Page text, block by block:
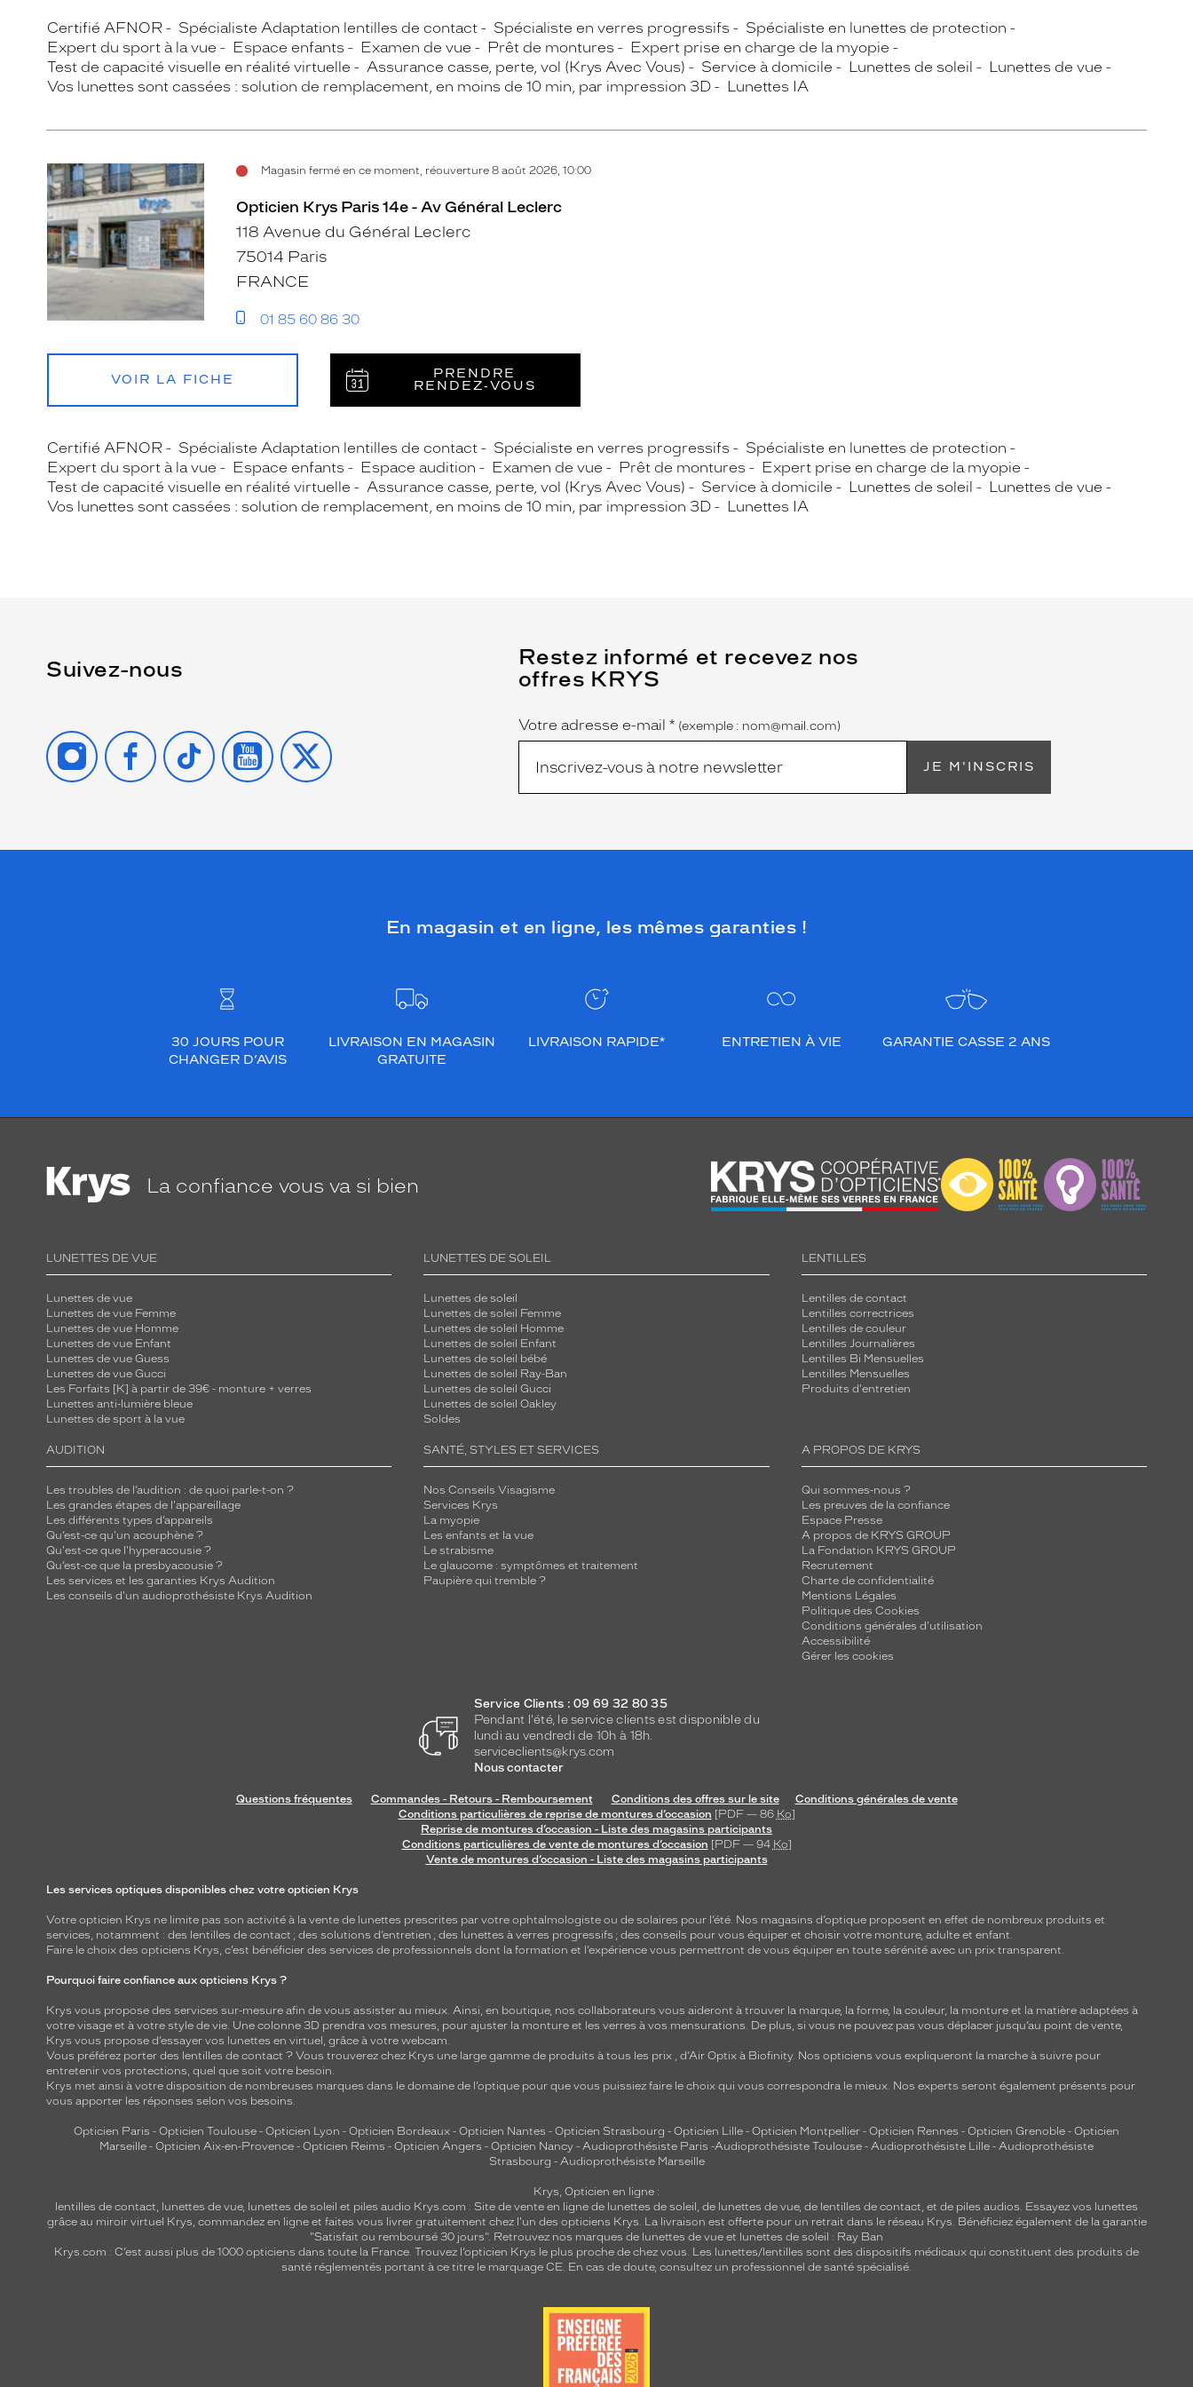
Certifié AFNOR Spécialiste Adaptation lentilles de contact Spécialiste en verres progressifs
Spécialiste en lunettes de protection
Expert du sport à la vue
Espace enfants Examen de vue Prêt de montures
Expert prise en charge de la myopie
Test de capacité visuelle en réalité virtuelle
Assurance casse, perte, vol (Krys Avec Vous) Service à domicile Lunettes de soleil
Lunettes de vue
Vos lunettes sont cassées : solution de remplacement, en moins de 10 min, par impression 3D
Lunettes IA
Magasin fermé en ce moment, réouverture 8 août 2026, 10:00
Opticien Krys Paris 14e - Av Général Leclerc
118 Avenue du Général Leclerc
75014 Paris
FRANCE
01 85 60 86 30
VOIR LA FICHE
PRENDRE
RENDEZ‑VOUS
Certifié AFNOR Spécialiste Adaptation lentilles de contact Spécialiste en verres progressifs
Spécialiste en lunettes de protection
Expert du sport à la vue
Espace enfants Espace audition Examen de vue Prêt de montures
Expert prise en charge de la myopie
Test de capacité visuelle en réalité virtuelle
Assurance casse, perte, vol (Krys Avec Vous) Service à domicile Lunettes de soleil
Lunettes de vue
Vos lunettes sont cassées : solution de remplacement, en moins de 10 min, par impression 3D
Lunettes IA
Suivez-nous
INSTAGRAMFACEBOOK
TIKTOK YOUTUBE
X
Restez informé et recevez nos
offres KRYS
Name
Votre adresse e-mail *
(Ce
champ
est
obligatoire)
(exemple : nom@mail.com)
JE M'INSCRIS
En magasin et en ligne, les mêmes garanties !
30 JOURS POUR
CHANGER D’AVIS
LIVRAISON EN MAGASIN
GRATUITE
LIVRAISON RAPIDE* ENTRETIEN À VIE GARANTIE CASSE 2 ANS
La confiance vous va si bien
LUNETTES DE VUE
Lunettes de vue
Lunettes de vue Femme
Lunettes de vue Homme
Lunettes de vue Enfant
Lunettes de vue Guess
Lunettes de vue Gucci
Les Forfaits [K] à partir de 39€ - monture + verres
Lunettes anti-lumière bleue
Lunettes de sport à la vue
LUNETTES DE SOLEIL
Lunettes de soleil
Lunettes de soleil Femme
Lunettes de soleil Homme
Lunettes de soleil Enfant
Lunettes de soleil bébé
Lunettes de soleil Ray-Ban
Lunettes de soleil Gucci
Lunettes de soleil Oakley
Soldes
LENTILLES
Lentilles de contact
Lentilles correctrices
Lentilles de couleur
Lentilles Journalières
Lentilles Bi Mensuelles
Lentilles Mensuelles
Produits d'entretien
AUDITION
Les troubles de l’audition : de quoi parle-t-on ?
Les grandes étapes de l'appareillage
Les différents types d’appareils
Qu’est-ce qu'un acouphène ?
Qu'est-ce que l'hyperacousie ?
Qu’est-ce que la presbyacousie ?
Les services et les garanties Krys Audition
Les conseils d'un audioprothésiste Krys Audition
SANTÉ, STYLES ET SERVICES
Nos Conseils Visagisme
Services Krys
La myopie
Les enfants et la vue
Le strabisme
Le glaucome : symptômes et traitement
Paupière qui tremble ?
A PROPOS DE KRYS
Qui sommes-nous ?
Les preuves de la confiance
Espace Presse
A propos de KRYS GROUP
La Fondation KRYS GROUP
Recrutement
Charte de confidentialité
Mentions Légales
Politique des Cookies
Conditions générales d'utilisation
Accessibilité
Gérer les cookies
Service Clients : 09 69 32 80 35
Pendant l'été, le service clients est disponible du
lundi au vendredi de 10h à 18h.
serviceclients@krys.com
Nous contacter
Questions fréquentes Commandes - Retours - Remboursement Conditions des offres sur le site
Conditions générales de vente
Conditions particulières de reprise de montures d’occasion [PDF — 86 Ko]
Reprise de montures d’occasion - Liste des magasins participants
Conditions particulières de vente de montures d’occasion [PDF — 94 Ko]
Vente de montures d’occasion - Liste des magasins participants
Les services optiques disponibles chez votre opticien Krys
Votre opticien Krys ne limite pas son activité à la vente de lunettes prescrites par votre ophtalmologiste ou de solaires pour l’été. Nos magasins d’optique proposent en effet de nombreux produits et
services, notamment : des lentilles de contact ; des solutions d’entretien ; des lunettes à verres progressifs ; des conseils pour vous équiper et choisir votre monture, adulte et enfant.
Faire le choix des opticiens Krys, c’est bénéficier des services de professionnels dont la formation et l’expérience vous permettront de vous équiper en toute sérénité avec un prix transparent.
Pourquoi faire confiance aux opticiens Krys ?
Krys vous propose des services sur-mesure afin de vous assister au mieux. Ainsi, en boutique, nos collaborateurs vous aideront à trouver la marque, la forme, la couleur, la monture et la matière adaptées à
votre visage et à votre style de vie. Une colonne 3D prendra vos mesures, pour ajuster la monture et les verres à vos mensurations. De plus, si vous ne pouvez pas vous déplacer jusqu’au point de vente,
Krys vous propose d’essayer vos lunettes en virtuel, grâce à votre webcam.
Vous préférez porter des lentilles de contact ? Vous trouverez chez Krys une large gamme de produits à tous les prix , d’Air Optix à Biofinity. Nos opticiens vous expliqueront la marche à suivre pour
entretenir vos protections, quel que soit votre besoin.
Krys met ainsi à votre disposition de nombreuses marques dans le domaine de l’optique pour que vous puissiez faire le choix qui vous correspondra le mieux. Nos experts seront également présents pour
vous apporter les réponses selon vos besoins.
Opticien Paris - Opticien Toulouse - Opticien Lyon - Opticien Bordeaux - Opticien Nantes - Opticien Strasbourg - Opticien Lille - Opticien Montpellier - Opticien Rennes - Opticien Grenoble - Opticien
Marseille - Opticien Aix-en-Provence - Opticien Reims - Opticien Angers - Opticien Nancy - Audioprothésiste Paris -Audioprothésiste Toulouse - Audioprothésiste Lille - Audioprothésiste
Strasbourg - Audioprothésiste Marseille
Krys, Opticien en ligne :
lentilles de contact, lunettes de vue, lunettes de soleil et piles audio Krys.com : Site de vente en ligne de lunettes de soleil, de lunettes de vue, de lentilles de contact, et de piles audios. Essayez vos lunettes
grâce au miroir virtuel Krys, commandez en ligne et faites vous livrer gratuitement chez l'un des opticiens Krys. La livraison est offerte pour un retrait dans le réseau Krys. Bénéficiez également de la garantie
"Satisfait ou remboursé 30 jours". Retrouvez nos marques de lunettes de vue et lunettes de soleil : Ray Ban
Krys.com : C’est aussi plus de 1000 opticiens dans toute la France. Trouvez l’opticien Krys le plus proche de chez vous. Les lunettes/lentilles sont des dispositifs médicaux qui constituent des produits de
santé réglementés portant à ce titre le marquage CE. En cas de doute, consultez un professionnel de santé spécialisé.